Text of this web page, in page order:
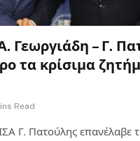
Γεωργιάδη – Γ.
τα κρίσιμα
Read
Γ. Πατούλης επανέλαβε